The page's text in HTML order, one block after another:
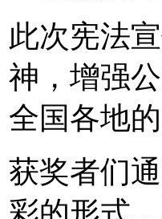
此次宪法
神，增强
全国各地
获奖者们